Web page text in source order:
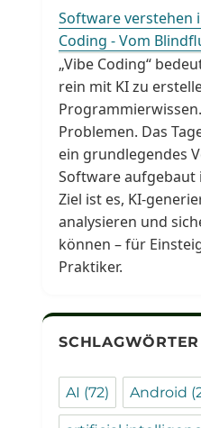
Software verstehen
Coding - Vom
„Vibe Coding“
rein mit KI zu
Problemen. Das
ein grundlegendes
Software
Ziel ist es, KI-
analysieren und
können – für
Praktiker.
SCHLAGWÖRTER
AI (72) Android